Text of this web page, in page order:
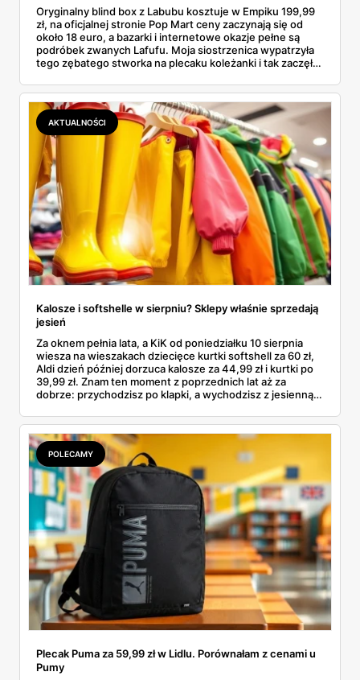
Oryginalny blind box z Labubu kosztuje w Empiku 199,99
zł, na oficjalnej stronie Pop Mart ceny zaczynają się od
około 18 euro, a bazarki i internetowe okazje pełne są
podróbek zwanych Lafufu. Moja siostrzenica wypatrzyła
tego zębatego stworka na plecaku koleżanki i tak zaczęło
kosztuje i po czym poznać, że sprzedawca nie wciska nam
podróbki. Spisałam wszystko, czego się dowiedziałam —
łącznie z jedną wpadką, o której za chwilę.
AKTUALNOŚCI
Kalosze i softshelle w sierpniu? Sklepy właśnie sprzedają
jesień
Za oknem pełnia lata, a KiK od poniedziałku 10 sierpnia
wiesza na wieszakach dziecięce kurtki softshell za 60 zł,
Aldi dzień później dorzuca kalosze za 44,99 zł i kurtki po
39,99 zł. Znam ten moment z poprzednich lat aż za
dobrze: przychodzisz po klapki, a wychodzisz z jesienną
pojawi się w gazetkach w przyszłym tygodniu i czy jest
sens kupować jesień, zanim skończą się wakacje.
POLECAMY
Plecak Puma za 59,99 zł w Lidlu. Porównałam z cenami u
Pumy